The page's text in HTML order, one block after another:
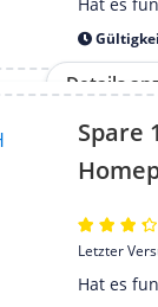
Details
Spare
Letzter
Hat es